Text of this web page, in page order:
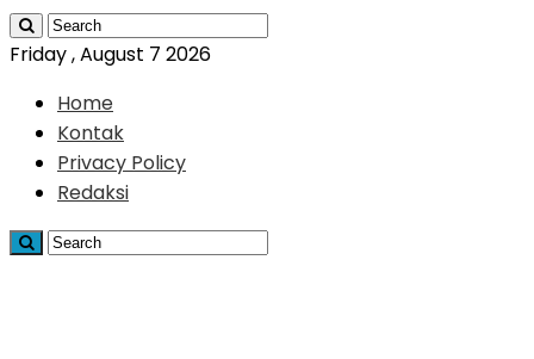
Friday , August 7 2026
Home
Kontak
Privacy Policy
Redaksi